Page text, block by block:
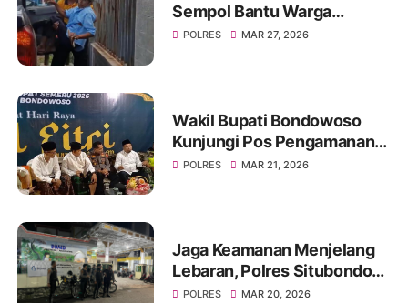
Sempol Bantu Warga
Kecelakaan Saat Akan
POLRES MAR 27, 2026
Wakil Bupati Bondowoso
Kunjungi Pos Pengamanan
Lebaran 2026
POLRES MAR 21, 2026
Jaga Keamanan Menjelang
Lebaran, Polres Situbondo
Intensifkan Patroli Sisir
POLRES MAR 20, 2026